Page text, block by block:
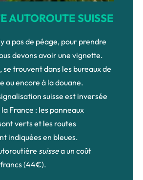
AUTOROUTE SUISSE
a pas de péage, pour prendre
devons avoir une vignette.
se trouvent dans les bureaux de
ou encore à la douane.
suisse est inversée
France : les panneaux
verts et les routes
indiquées en bleues.
suissea un coût
(44€).